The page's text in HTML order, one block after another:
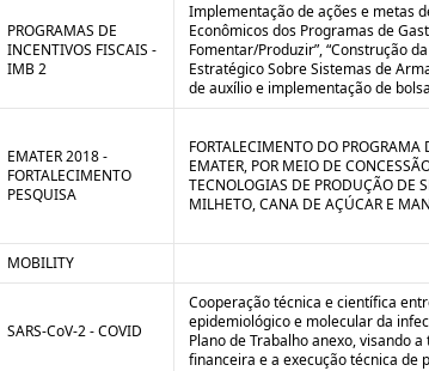
PROGRAMAS DE
INCENTIVOS FISCAIS -
IMB 2
Implementação de ações e metas
Econômicos dos Programas de
Fomentar/Produzir”, “Construção
Estratégico Sobre Sistemas de
de auxílio e implementação de
EMATER 2018 -
FORTALECIMENTO
PESQUISA
FORTALECIMENTO DO
EMATER, POR MEIO DE
TECNOLOGIAS DE PRODUÇÃO DE
MILHETO, CANA DE AÇÚCAR E
MOBILITY
SARS-CoV-2 - COVID
Cooperação técnica e científica
epidemiológico e molecular da
Plano de Trabalho anexo, visando
financeira e a execução técnica de